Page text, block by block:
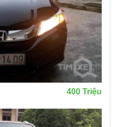
400 Triệu